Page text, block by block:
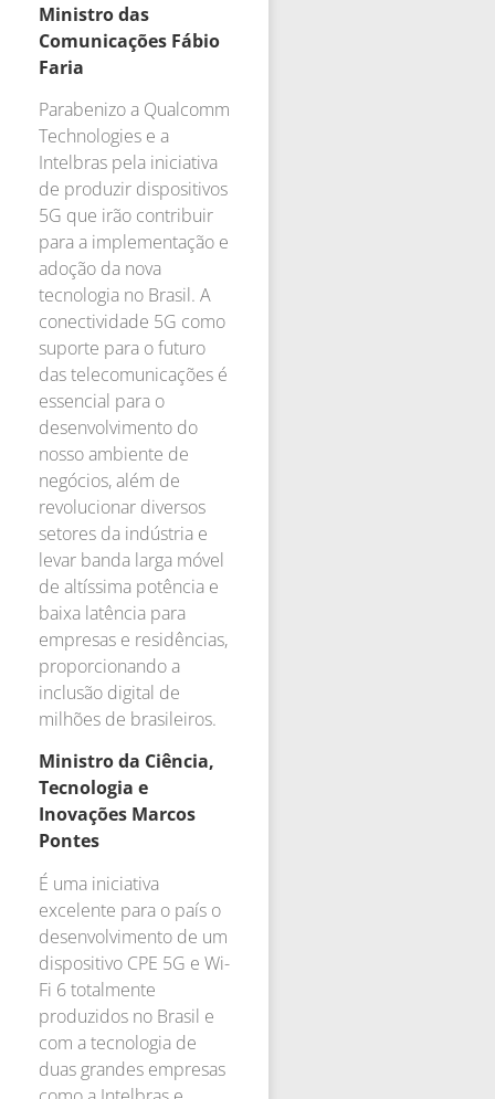
Ministro das
Comunicações Fábio
Faria
Parabenizo a Qualcomm
Technologies e a
Intelbras pela iniciativa
de produzir dispositivos
5G que irão contribuir
para a implementação e
adoção da nova
tecnologia no Brasil. A
conectividade 5G como
suporte para o futuro
das telecomunicações é
essencial para o
desenvolvimento do
nosso ambiente de
negócios, além de
revolucionar diversos
setores da indústria e
levar banda larga móvel
de altíssima potência e
baixa latência para
empresas e residências,
proporcionando a
inclusão digital de
milhões de brasileiros.
Ministro da Ciência,
Tecnologia e
Inovações Marcos
Pontes
É uma iniciativa
excelente para o país o
desenvolvimento de um
dispositivo CPE 5G e Wi-
Fi 6 totalmente
produzidos no Brasil e
com a tecnologia de
duas grandes empresas